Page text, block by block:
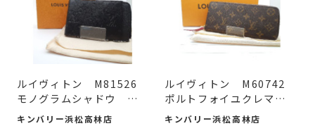
ルイヴィトン M81526
モノグラムシャドウ ハ
イ...
キンバリー浜松高林店
ルイヴィトン M60742
ポルトフォイユクレマン
ス...
キンバリー浜松高林店